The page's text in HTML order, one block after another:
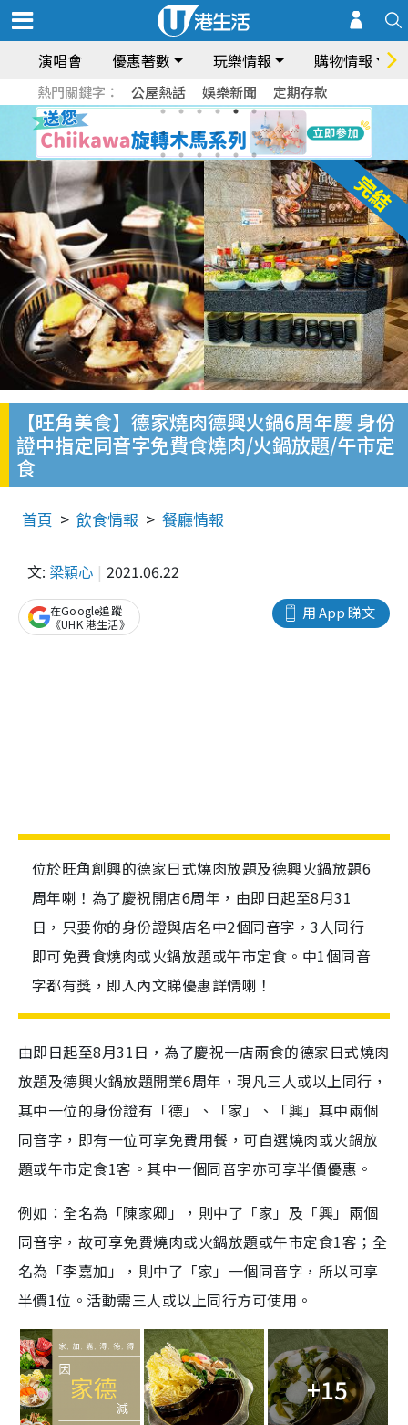
演唱會 優惠著數 玩樂情報 購物情報
熱門關鍵字： 公屋熱話 娛樂新聞 定期存款
【旺角美食】德家燒肉德興火鍋6周年慶 身份
證中指定同音字免費食燒肉/火鍋放題/午市定
食
首頁 飲食情報 餐廳情報
文: 梁穎心 2021.06.22
用 App 睇文
在Google追蹤
《UHK 港生活》
位於旺角創興的德家日式燒肉放題及德興火鍋放題6
周年喇！為了慶祝開店6周年，由即日起至8月31
日，只要你的身份證與店名中2個同音字，3人同行
即可免費食燒肉或火鍋放題或午市定食。中1個同音
字都有獎，即入內文睇優惠詳情喇！
由即日起至8月31日，為了慶祝一店兩食的德家日式燒肉
放題及德興火鍋放題開業6周年，現凡三人或以上同行，
其中一位的身份證有「德」、「家」、「興」其中兩個
同音字，即有一位可享免費用餐，可自選燒肉或火鍋放
題或午市定食1客。其中一個同音字亦可享半價優惠。
例如：全名為「陳家卿」，則中了「家」及「興」兩個
同音字，故可享免費燒肉或火鍋放題或午市定食1客；全
名為「李嘉加」，則中了「家」一個同音字，所以可享
半價1位。活動需三人或以上同行方可使用。
+15